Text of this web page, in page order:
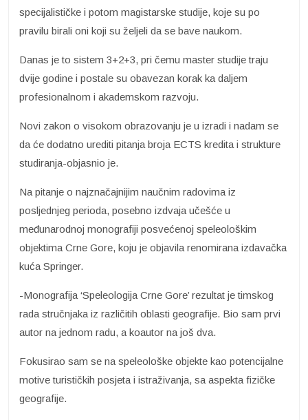
specijalističke i potom magistarske studije, koje su po
pravilu birali oni koji su željeli da se bave naukom.
Danas je to sistem 3+2+3, pri čemu master studije traju
dvije godine i postale su obavezan korak ka daljem
profesionalnom i akademskom razvoju.
Novi zakon o visokom obrazovanju je u izradi i nadam se
da će dodatno urediti pitanja broja ECTS kredita i strukture
studiranja-objasnio je.
Na pitanje o najznačajnijim naučnim radovima iz
posljednjeg perioda, posebno izdvaja učešće u
međunarodnoj monografiji posvećenoj speleološkim
objektima Crne Gore, koju je objavila renomirana izdavačka
kuća Springer.
-Monografija ‘Speleologija Crne Gore’ rezultat je timskog
rada stručnjaka iz različitih oblasti geografije. Bio sam prvi
autor na jednom radu, a koautor na još dva.
Fokusirao sam se na speleološke objekte kao potencijalne
motive turističkih posjeta i istraživanja, sa aspekta fizičke
geografije.